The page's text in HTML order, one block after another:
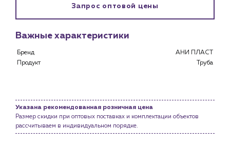
Предприятиям и юр.лицам
История компании
Портфолио
Новости
Запрос оптовой цены
Важные характеристики
Бренд
АНИ ПЛАСТ
Продукт
Труба
Указана рекомендованная розничная цена
Размер скидки при оптовых поставках и комплектации объектов
рассчитываем в индивидуальном порядке.